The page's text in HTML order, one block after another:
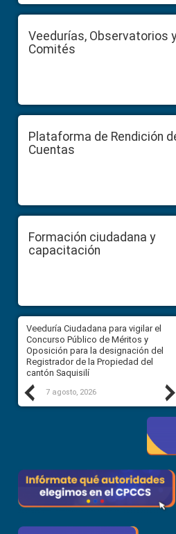
Veedurías, Observatorios y
Comités
Plataforma de Rendición
Cuentas
Formación ciudadana y
capacitación
Previous
Veeduría Ciudadana para vigilar el
Concurso Público de Méritos y
Oposición para la designación del
Registrador de la Propiedad del
cantón Saquisilí
7 agosto, 2026